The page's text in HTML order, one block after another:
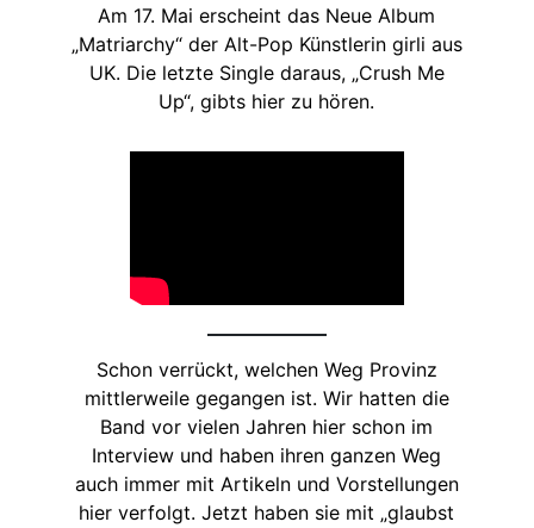
Am 17. Mai erscheint das Neue Album
„Matriarchy“ der Alt-Pop Künstlerin girli aus
UK. Die letzte Single daraus, „Crush Me
Up“, gibts hier zu hören.
Schon verrückt, welchen Weg Provinz
mittlerweile gegangen ist. Wir hatten die
Band vor vielen Jahren hier schon im
Interview und haben ihren ganzen Weg
auch immer mit Artikeln und Vorstellungen
hier verfolgt. Jetzt haben sie mit „glaubst